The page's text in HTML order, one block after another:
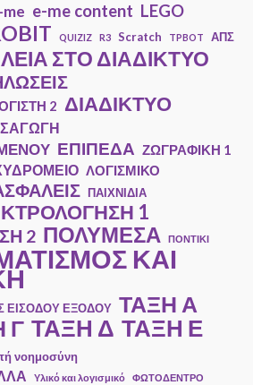
e-me content LEGO
QUIZIZ R3 Scratch TPBOT ΑΠΣ
ΣΤΟ ΔΙΑΔΙΚΤΥΟ
2 ΔΙΑΔΙΚΤΥΟ
ΕΠΙΠΕΔΑ ΖΩΓΡΑΦΙΚΗ 1
ΛΟΓΙΣΜΙΚΟ
ΠΑΙΧΝΙΔΙΑ
1
2 ΠΟΛΥΜΕΣΑ ΠΟΝΤΙΚΙ
ΚΑΙ
ΕΙΣΟΔΟΥ ΕΞΟΔΟΥ ΤΑΞΗ Α
Γ ΤΑΞΗ Δ ΤΑΞΗ Ε
νοημοσύνη
Υλικό και λογισμικό ΦΩΤΟΔΕΝΤΡΟ